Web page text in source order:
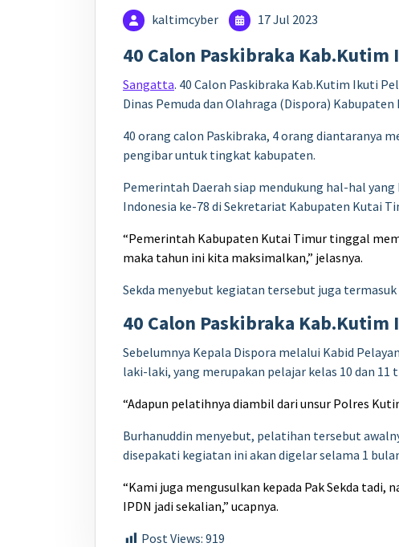
kaltimcyber 17 Jul 2023
40 Calon Paskibraka
Sangatta. 40 Calon Paskibraka Kab.Kutim Ikuti
Dinas Pemuda dan Olahraga (Dispora)
40 orang calon Paskibraka, 4 orang diantaranya
pengibar untuk tingkat kabupaten.
Pemerintah Daerah siap mendukung hal-hal
Indonesia ke-78 di Sekretariat Kabupaten Kutai
“Pemerintah Kabupaten Kutai Timur tinggal
maka tahun ini kita maksimalkan,” jelasnya.
Sekda menyebut kegiatan tersebut juga
40 Calon Paskibraka
Sebelumnya Kepala Dispora melalui Kabid
laki-laki, yang merupakan pelajar kelas 10 dan 11
“Adapun pelatihnya diambil dari unsur Polres
Burhanuddin menyebut, pelatihan tersebut
disepakati kegiatan ini akan digelar selama 1
“Kami juga mengusulkan kepada Pak Sekda tadi,
IPDN jadi sekalian,” ucapnya.
Post Views: 919